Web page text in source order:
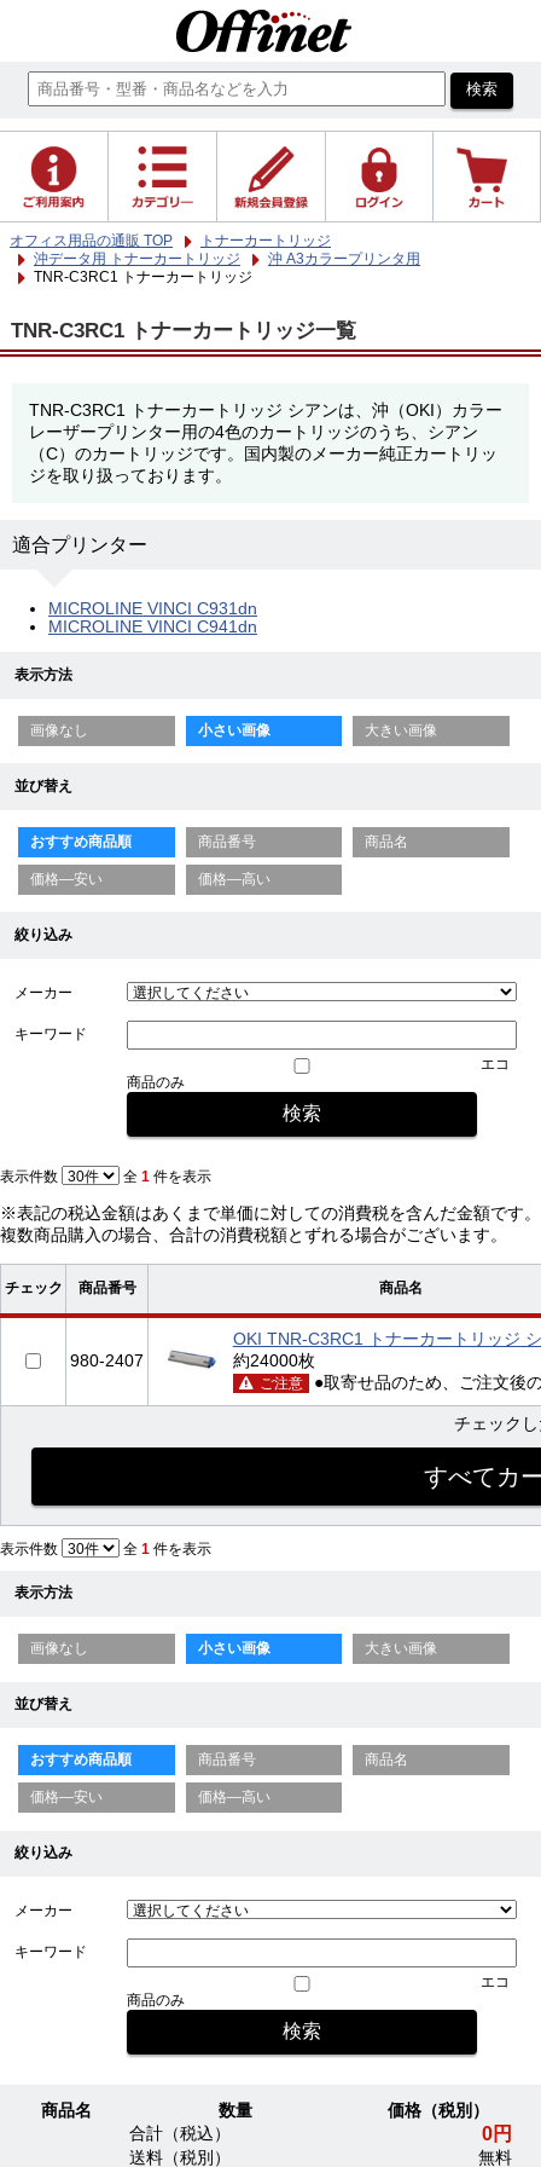
オフィス用品の通販 TOP
トナーカートリッジ
沖データ用 トナーカートリッジ
沖 A3カラープリンタ用
TNR-C3RC1 トナーカートリッジ
TNR-C3RC1 トナーカートリッジ一覧
TNR-C3RC1 トナーカートリッジ シアンは、沖（OKI）カラー
レーザープリンター用の4色のカートリッジのうち、シアン
（C）のカートリッジです。国内製のメーカー純正カートリッ
ジを取り扱っております。
適合プリンター
MICROLINE VINCI C931dn
MICROLINE VINCI C941dn
表示方法
画像なし 小さい画像 大きい画像
並び替え
おすすめ商品順 商品番号 商品名
価格—安い 価格—高い
絞り込み
メーカー
キーワード
エコ
商品のみ
表示件数 全 1 件を表示
※表記の税込金額はあくまで単価に対しての消費税を含んだ金額です。
複数商品購入の場合、合計の消費税額とずれる場合がございます。
チェック 商品番号 商品名
980-2407
OKI TNR-C3RC1 トナーカートリッジ
約24000枚
ご注意 ●取寄せ品のため、ご注文後
チェック
表示件数 全 1 件を表示
表示方法
画像なし 小さい画像 大きい画像
並び替え
おすすめ商品順 商品番号 商品名
価格—安い 価格—高い
絞り込み
メーカー
キーワード
エコ
商品のみ
商品名 数量
価格（税別）
合計（税込）
0円
送料（税別） 無料